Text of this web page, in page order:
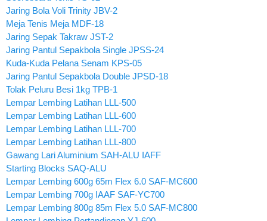
Jaring Bola Voli Trinity JBV-2
Meja Tenis Meja MDF-18
Jaring Sepak Takraw JST-2
Jaring Pantul Sepakbola Single JPSS-24
Kuda-Kuda Pelana Senam KPS-05
Jaring Pantul Sepakbola Double JPSD-18
Tolak Peluru Besi 1kg TPB-1
Lempar Lembing Latihan LLL-500
Lempar Lembing Latihan LLL-600
Lempar Lembing Latihan LLL-700
Lempar Lembing Latihan LLL-800
Gawang Lari Aluminium SAH-ALU IAFF
Starting Blocks SAQ-ALU
Lempar Lembing 600g 65m Flex 6.0 SAF-MC600
Lempar Lembing 700g IAAF SAF-YC700
Lempar Lembing 800g 85m Flex 5.0 SAF-MC800